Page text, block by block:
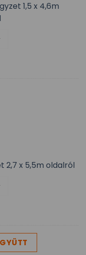
1,5 x 4,6m
Fúvóka ES-515 -
2,7 x 5,5m oldalról
Fúvóka - SS-918